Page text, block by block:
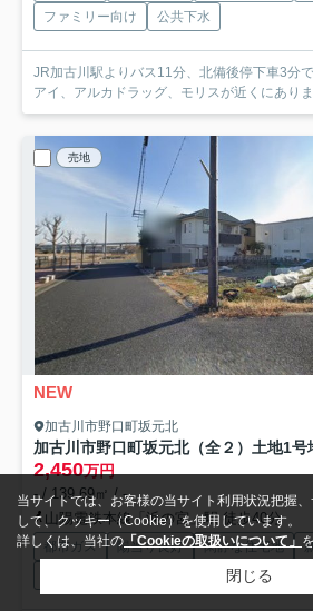
ファミリー向け
公共下水
JR加古川駅よりバス11分、北備後停下車3分
アイ、アルカドラッグ、モリスが近くにあり
売地
NEW
加古川市野口町坂元北
加古川市野口町坂元北（全２）土地1号
2,450万円
- / 139.69㎡ / -
山陽電鉄本線「浜の宮」駅 徒歩40分
都市ガス 陽当り良好 閑静な住宅地
当サイトでは、お客様の当サイト利用状況把握
して、クッキー（Cookie）を使用しています。
詳しくは、当社の 「Cookieの取扱いについて」
閉じる